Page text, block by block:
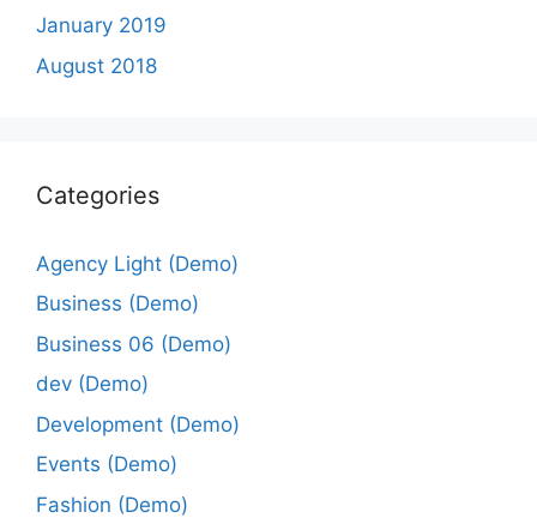
January 2019
August 2018
Categories
Agency Light (Demo)
Business (Demo)
Business 06 (Demo)
dev (Demo)
Development (Demo)
Events (Demo)
Fashion (Demo)